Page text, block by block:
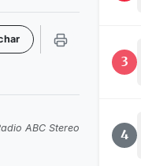
ABC Stereo
3
4